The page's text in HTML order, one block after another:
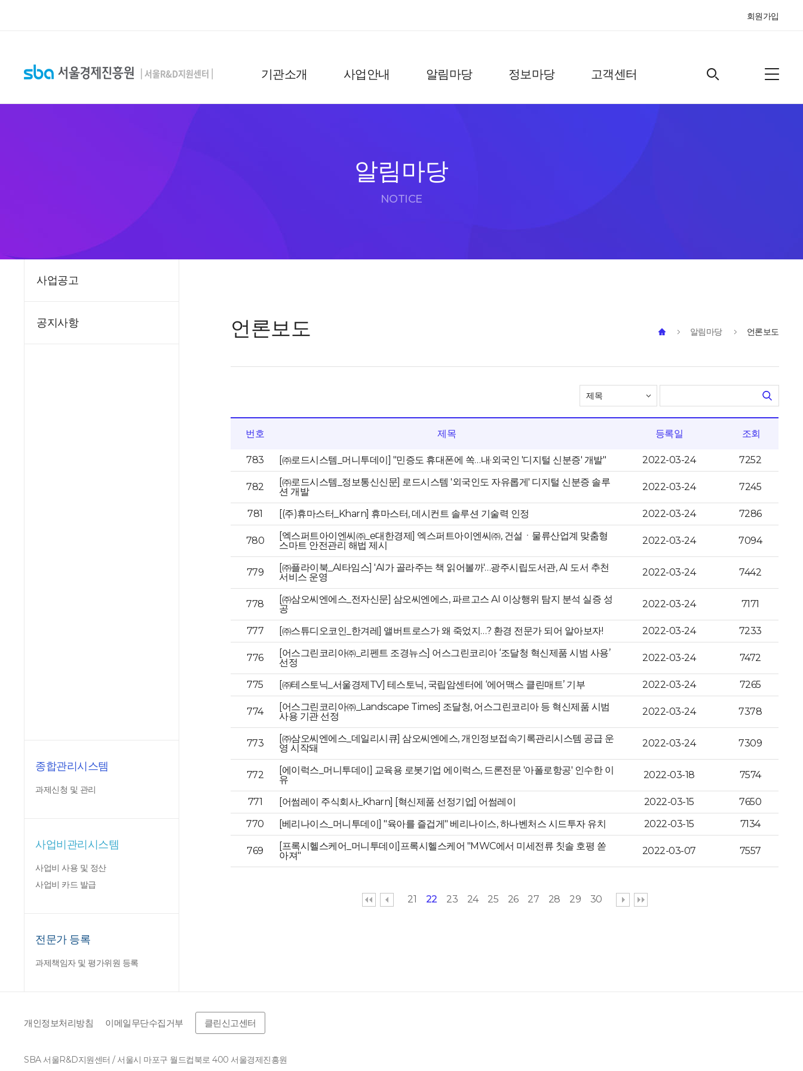
회원가입
기관소개 사업안내 알림마당 정보마당 고객센터
알림마당
NOTICE
사업공고
공지사항
종합관리시스템
과제신청 및 관리
사업비관리시스템
사업비 사용 및 정산
사업비 카드 발급
전문가 등록
과제책임자 및 평가위원 등록
언론보도 알림마당 언론보도
번호 제목 등록일 조회
783 [㈜로드시스템_머니투데이] "민증도 휴대폰에 쏙…내·외국인 '디지털 신분증' 개발" 2022-03-24 7252
782
[㈜로드시스템_정보통신신문] 로드시스템 '외국인도 자유롭게' 디지털 신분증 솔루
션 개발
2022-03-24 7245
781 [(주)휴마스터_Kharn] 휴마스터, 데시컨트 솔루션 기술력 인정 2022-03-24 7286
780
[엑스퍼트아이엔씨㈜_e대한경제] 엑스퍼트아이엔씨㈜, 건설ㆍ물류산업계 맞춤형
스마트 안전관리 해법 제시
2022-03-24 7094
779
[㈜플라이북_AI타임스] 'AI가 골라주는 책 읽어볼까'…광주시립도서관, AI 도서 추천
서비스 운영
2022-03-24 7442
778
[㈜삼오씨엔에스_전자신문] 삼오씨엔에스, 파르고스 AI 이상행위 탐지 분석 실증 성
공
2022-03-24 7171
777 [㈜스튜디오코인_한겨레] 앨버트로스가 왜 죽었지…? 환경 전문가 되어 알아보자! 2022-03-24 7233
776
[어스그린코리아㈜_리펜트 조경뉴스] 어스그린코리아 ‘조달청 혁신제품 시범 사용’
선정
2022-03-24 7472
775 [㈜테스토닉_서울경제TV] 테스토닉, 국립암센터에 ‘에어맥스 클린매트’ 기부 2022-03-24 7265
774
[어스그린코리아㈜_Landscape Times] 조달청, 어스그린코리아 등 혁신제품 시범
사용 기관 선정
2022-03-24 7378
773
[㈜삼오씨엔에스_데일리시큐] 삼오씨엔에스, 개인정보접속기록관리시스템 공급 운
영 시작돼
2022-03-24 7309
772
[에이럭스_머니투데이] 교육용 로봇기업 에이럭스, 드론전문 '아폴로항공' 인수한 이
유
2022-03-18 7574
771 [어썸레이 주식회사_Kharn] [혁신제품 선정기업] 어썸레이 2022-03-15
7650
770
[베리나이스_머니투데이] "육아를 즐겁게" 베리나이스, 하나벤처스 시드투자 유치 2022-03-15 7134
769
[프록시헬스케어_머니투데이]프록시헬스케어 "MWC에서 미세전류 칫솔 호평 쏟
아져"
2022-03-07 7557
21 22 23 24 25 26 27 28 29 30
개인정보처리방침 이메일무단수집거부 클린신고센터
SBA 서울R&D지원센터 / 서울시 마포구 월드컵북로 400 서울경제진흥원